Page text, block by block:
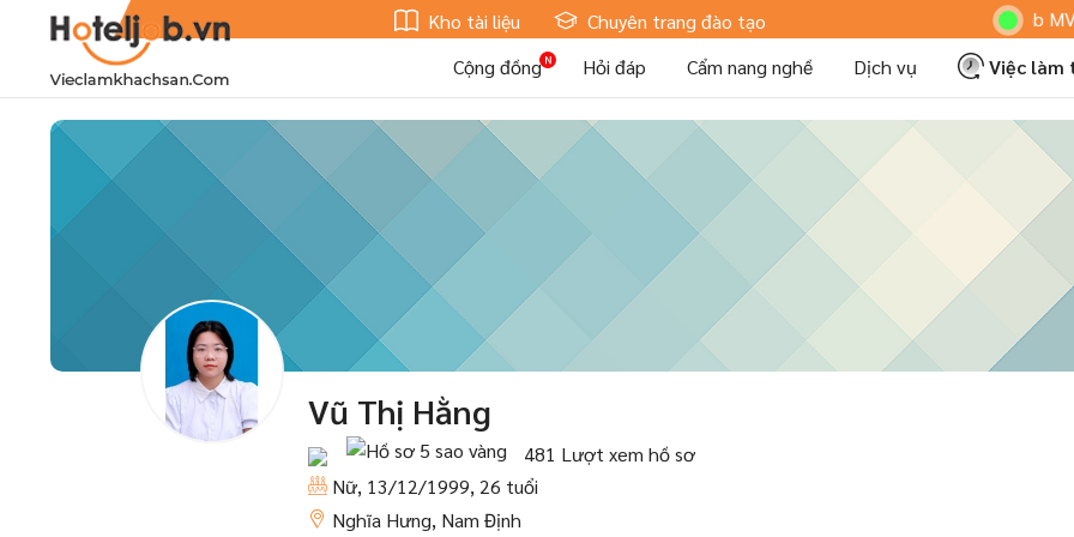
Kho tài liệu Chuyên trang đào tạo Hoteljob MV:
Cộng đồng
Hỏi đáp Cẩm nang nghề Dịch vụ
Việc làm
Vũ Thị Hằng
481 Lượt xem hồ sơ
Nữ, 13/12/1999, 26 tuổi
Nghĩa Hưng, Nam Định